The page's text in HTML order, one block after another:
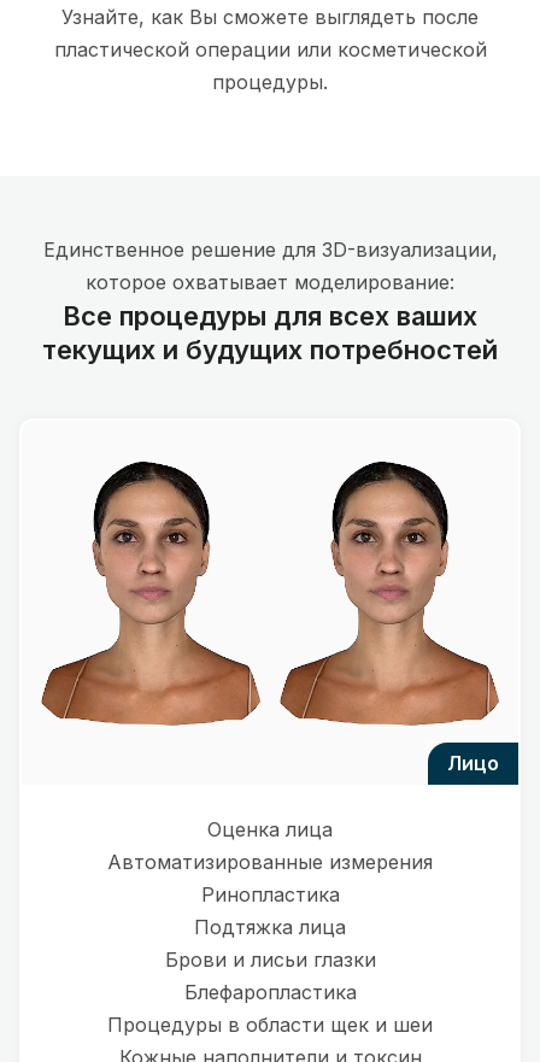
Узнайте, как Вы сможете выглядеть после
пластической операции или косметической
процедуры.
Единственное решение для 3D-визуализации,
которое охватывает моделирование:
Все процедуры для всех ваших
текущих и будущих потребностей
лицо
Оценка лица
Автоматизированные измерения
Ринопластика
Подтяжка лица
Брови и лисьи глазки
Блефаропластика
Процедуры в области щек и шеи
Кожные наполнители и токсин